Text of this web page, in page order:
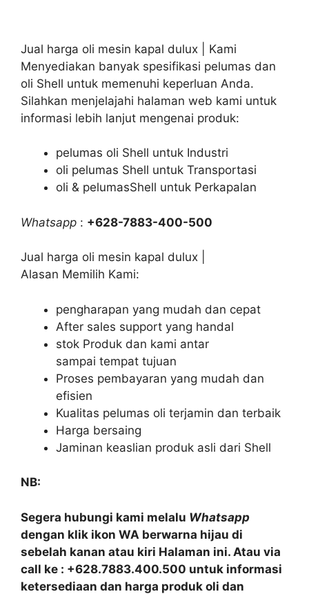
Jual harga oli mesin kapal dulux | Kami
Menyediakan banyak spesifikasi pelumas dan
oli Shell untuk memenuhi keperluan Anda.
Silahkan menjelajahi halaman web kami untuk
informasi lebih lanjut mengenai produk:
pelumas oli Shell untuk Industri
oli pelumas Shell untuk Transportasi
oli & pelumasShell untuk Perkapalan
Whatsapp : +628-7883-400-500
Jual harga oli mesin kapal dulux |
Alasan Memilih Kami:
pengharapan yang mudah dan cepat
After sales support yang handal
stok Produk dan kami antar
sampai tempat tujuan
Proses pembayaran yang mudah dan
efisien
Kualitas pelumas oli terjamin dan terbaik
Harga bersaing
Jaminan keaslian produk asli dari Shell
NB:
Segera hubungi kami melalu Whatsapp
dengan klik ikon WA berwarna hijau di
sebelah kanan atau kiri Halaman ini. Atau via
call ke : +628.7883.400.500 untuk informasi
ketersediaan dan harga produk oli dan